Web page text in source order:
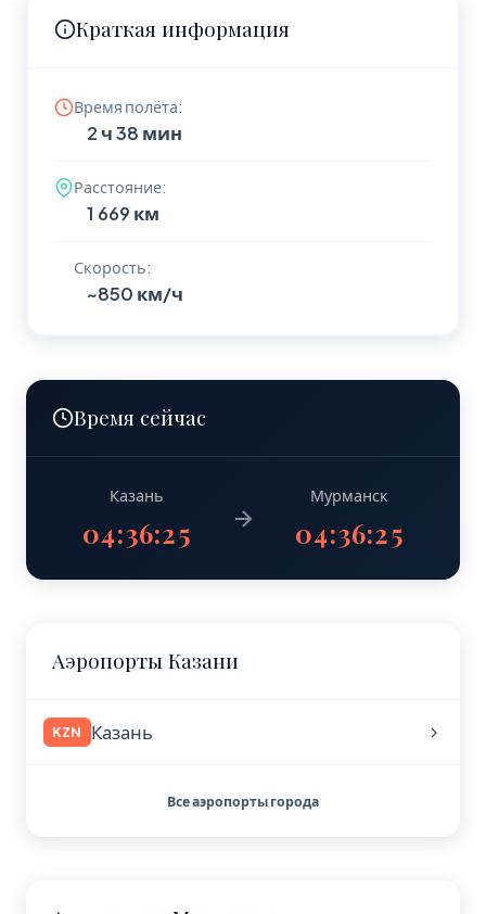
Краткая информация
Время полёта:
2 ч 38 мин
Расстояние:
1 669 км
Скорость:
~850 км/ч
Время сейчас
Казань
04:36:26
Мурманск
04:36:26
Аэропорты Казани
KZN Казань
Все аэропорты города